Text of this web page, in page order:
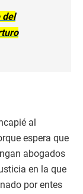
del
al
espera que
abogados
en la que
por entes